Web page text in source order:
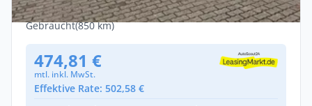
Diesel •Automatik •156 PS (115 kW)
Gebraucht(850 km)
474,81 €
mtl. inkl. MwSt.
Effektive Rate: 502,58 €